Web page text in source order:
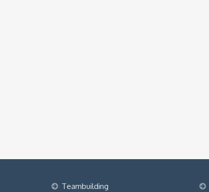
Teambuilding